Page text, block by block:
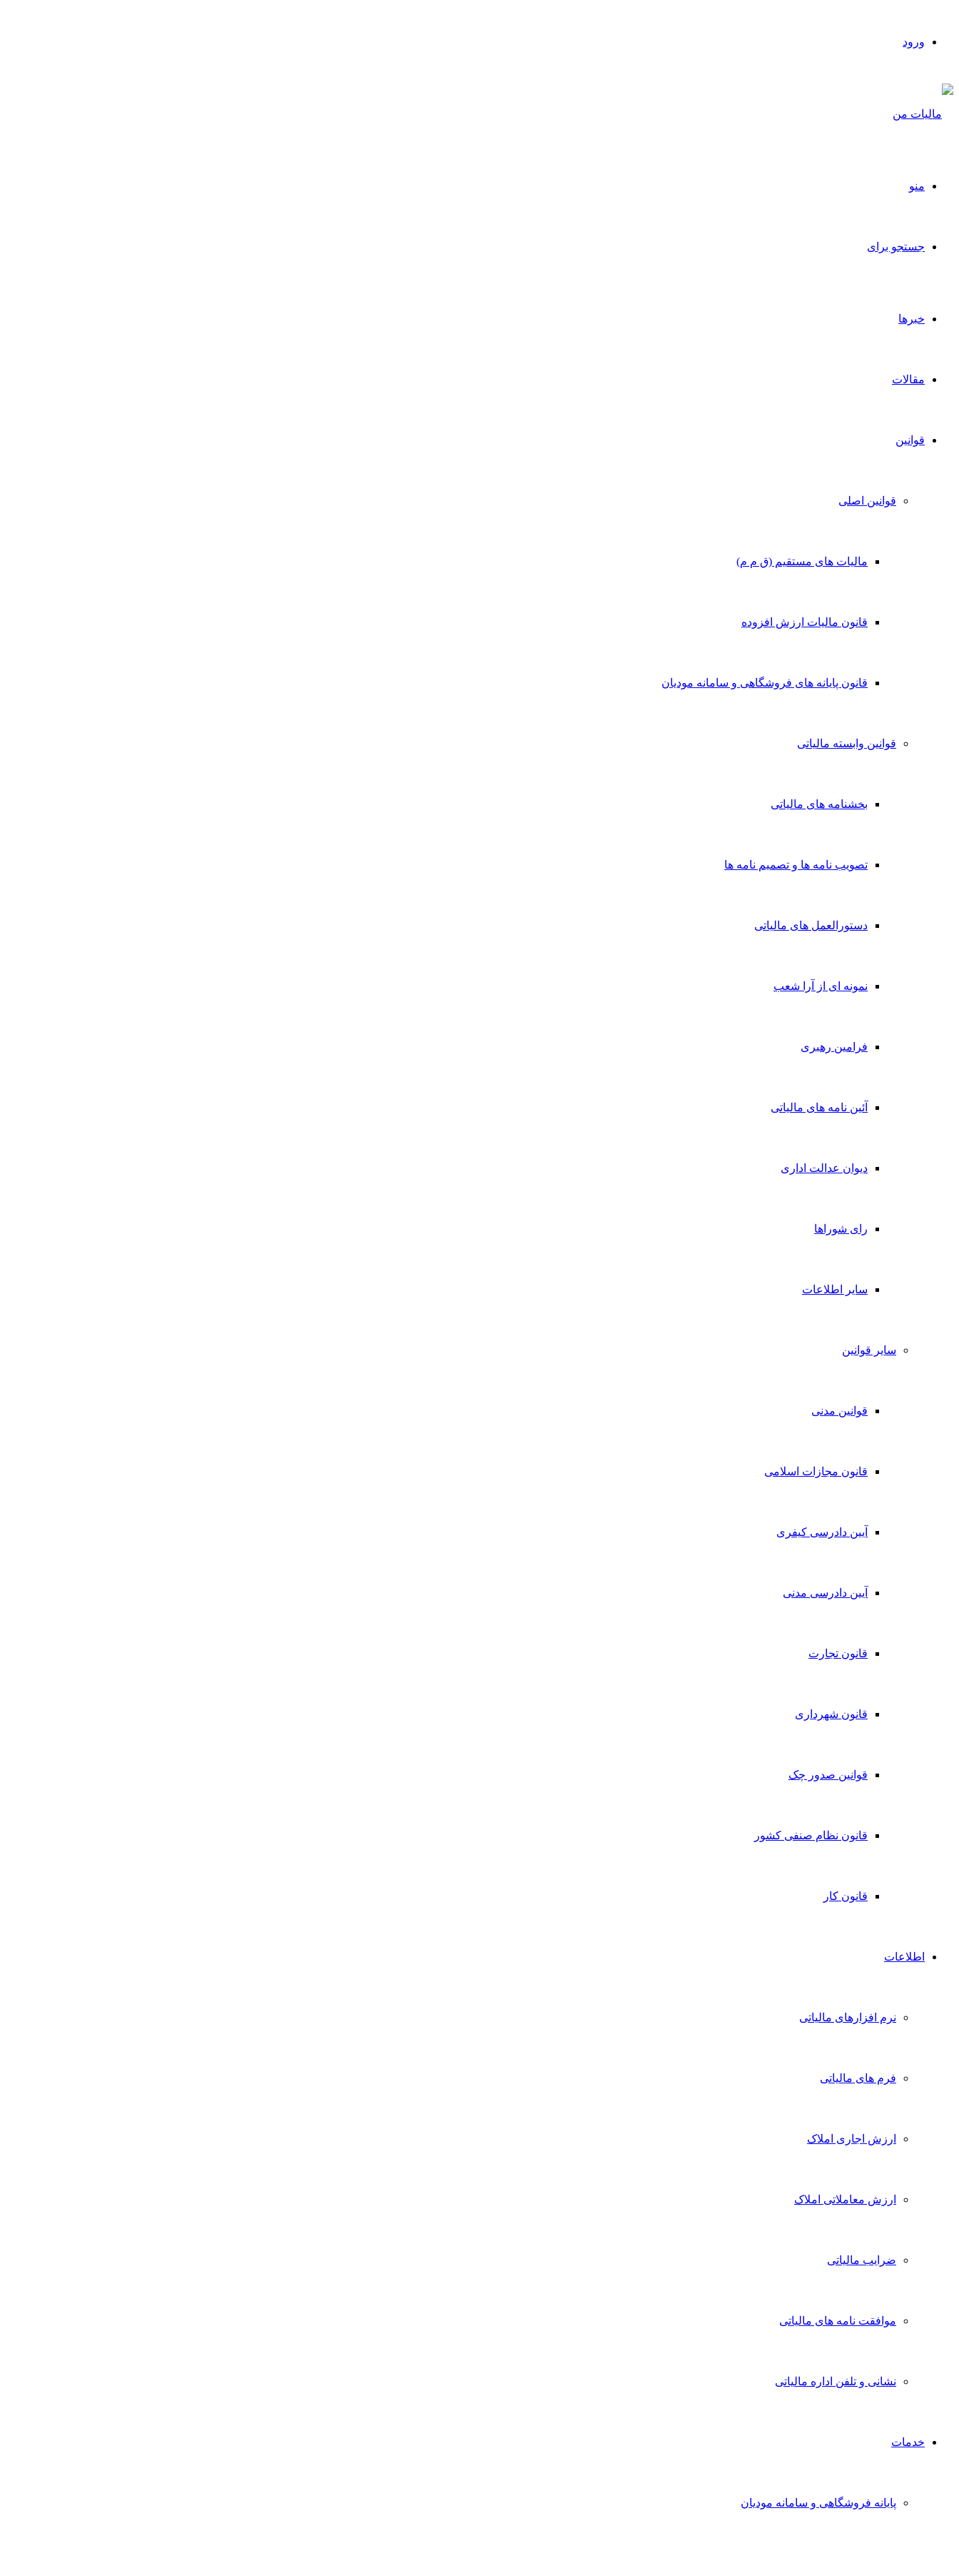
ورود
منو
جستجو برای
خبرها
مقالات
قوانین
قوانین اصلی
مالیات های مستقیم (ق م م)
قانون مالیات ارزش افزوده
قانون پایانه های فروشگاهی و سامانه مودیان
قوانین وابسته مالیاتی
بخشنامه های مالیاتی
تصویب نامه ها و تصمیم نامه ها
دستورالعمل های مالیاتی
نمونه ای از آرا شعب
فرامین رهبری
آئین نامه های مالیاتی
دیوان عدالت اداری
رای شوراها
سایر اطلاعات
سایر قوانین
قوانین مدنی
قانون مجازات اسلامی
آیین دادرسی کیفری
آیین دادرسی مدنی
قانون تجارت
قانون شهرداری
قوانین صدور چک
قانون نظام صنفی کشور
قانون کار
اطلاعات
نرم افزارهای مالیاتی
فرم های مالیاتی
ارزش اجاری املاک
ارزش معاملاتی املاک
ضرایب مالیاتی
موافقت نامه های مالیاتی
نشانی و تلفن اداره مالیاتی
خدمات
پایانه فروشگاهی و سامانه مودیان